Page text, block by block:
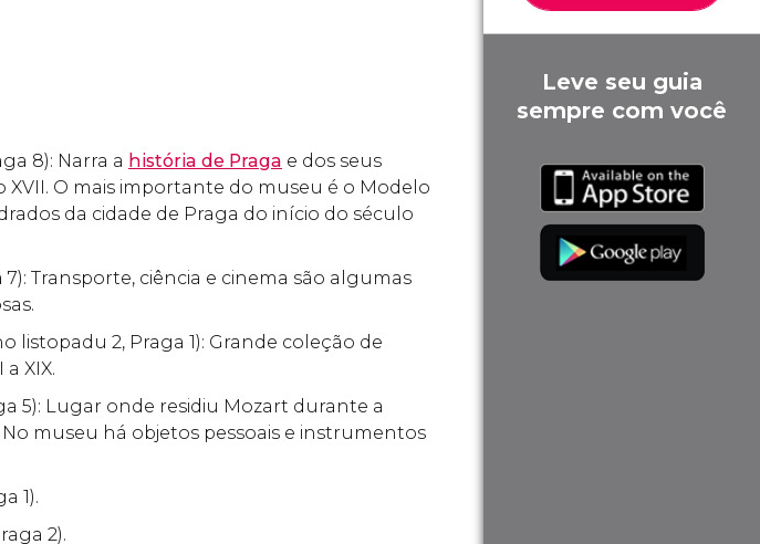
8): Narra a história de Praga e dos seus
O mais importante do museu é o Modelo
da cidade de Praga do início do século
7): Transporte, ciência e cinema são algumas
listopadu 2, Praga 1): Grande coleção de
XIX.
5): Lugar onde residiu Mozart durante a
museu há objetos pessoais e instrumentos
1).
2).
Leve seu guia
sempre com você